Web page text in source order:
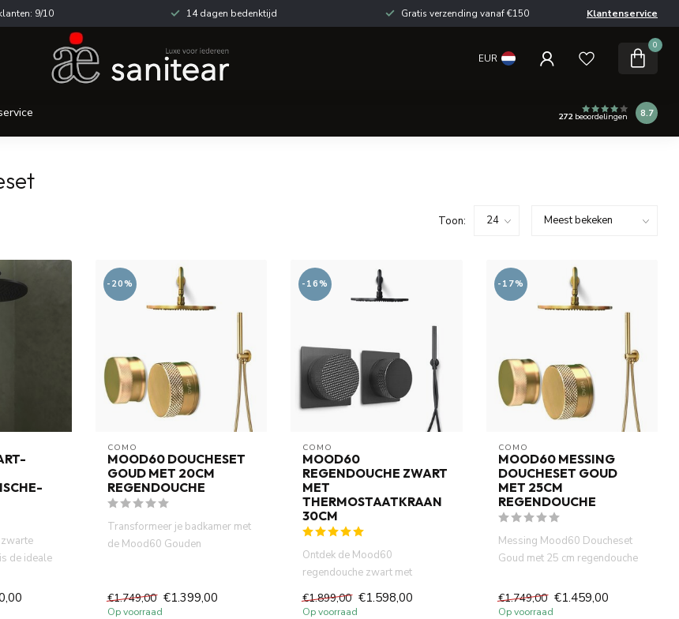
9/10 14 dagen bedenktijd Gratis verzending vanaf €150 Klantenservice
EUR
0
272beoordelingen 8.7
Toon:
de ideale
-20%
COMO
MOOD60 DOUCHESET
GOUD MET 20CM
REGENDOUCHE
Transformeer je badkamer met
de Mood60 Gouden
€1.749,00 €1.399,00
Op voorraad
-16%
COMO
MOOD60
REGENDOUCHE ZWART
MET
THERMOSTAATKRAAN
30CM
Ontdek de Mood60
regendouche zwart met
douchekop voor ...
€1.899,00 €1.598,00
Op voorraad
-17%
COMO
MOOD60 MESSING
DOUCHESET GOUD
MET 25CM
REGENDOUCHE
Messing Mood60 Doucheset
Goud met 25 cm regendouche
€1.749,00 €1.459,00
Op voorraad